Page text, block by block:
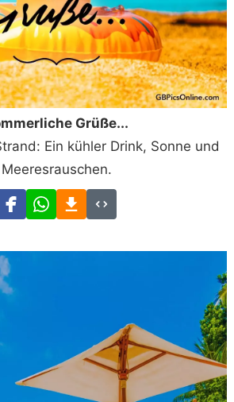
Grüße...
Ein kühler Drink, Sonne und
Meeresrauschen.